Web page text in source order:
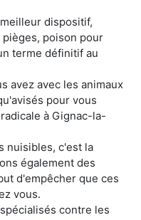
dispositif,
poison pour
terme définitif au
avez avec les animaux
pour vous
à Gignac-la-
nuisibles, c'est la
également des
d'empêcher que ces
vous.
contre les